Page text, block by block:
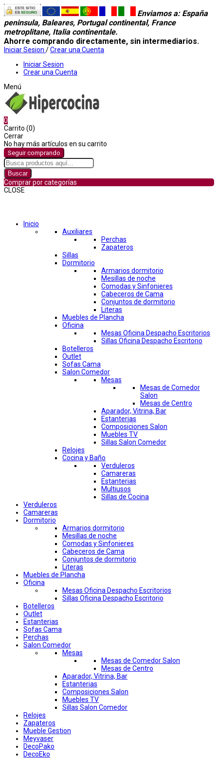
Enviamos a: España
peninsula, Baleares, Portugal continental, France
metroplitane, Italia continentale.
Ahorre comprando directamente, sin intermediarios.
Iniciar Sesion /Crear una Cuenta
Iniciar Sesion
Crear una Cuenta
Menú
0
Carrito (0)
Cerrar
No hay más artículos en su carrito
Seguir comprando
Buscar
Comprar por categorías
CLOSE
Inicio
Auxiliares
Perchas
Zapateros
Sillas
Dormitorio
Armarios dormitorio
Mesillas de noche
Comodas y Sinfonieres
Cabeceros de Cama
Conjuntos de dormitorio
Literas
Muebles de Plancha
Oficina
Mesas Oficina Despacho Escritorios
Sillas Oficina Despacho Escritorio
Botelleros
Outlet
Sofas Cama
Salon Comedor
Mesas
Mesas de Comedor
Salon
Mesas de Centro
Aparador, Vitrina, Bar
Estanterias
Composiciones Salon
Muebles TV
Sillas Salon Comedor
Relojes
Cocina y Baño
Verduleros
Camareras
Estanterias
Multiusos
Sillas de Cocina
Verduleros
Camareras
Dormitorio
Armarios dormitorio
Mesillas de noche
Comodas y Sinfonieres
Cabeceros de Cama
Conjuntos de dormitorio
Literas
Muebles de Plancha
Oficina
Mesas Oficina Despacho Escritorios
Sillas Oficina Despacho Escritorio
Botelleros
Outlet
Estanterias
Sofas Cama
Perchas
Salon Comedor
Mesas
Mesas de Comedor Salon
Mesas de Centro
Aparador, Vitrina, Bar
Estanterias
Composiciones Salon
Muebles TV
Sillas Salon Comedor
Relojes
Zapateros
Mueble Gestion
Meyvaser
DecoPako
DecoEko